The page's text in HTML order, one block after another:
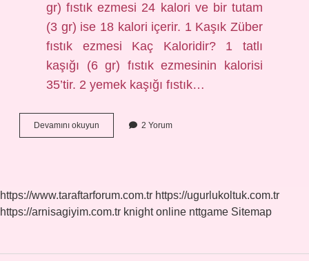
gr) fıstık ezmesi 24 kalori ve bir tutam
(3 gr) ise 18 kalori içerir. 1 Kaşık Züber
fıstık ezmesi Kaç Kaloridir? 1 tatlı
kaşığı (6 gr) fıstık ezmesinin kalorisi
35’tir. 2 yemek kaşığı fıstık…
Devamını okuyun
Kaç
2 Yorum
https://www.taraftarforum.com.tr https://ugurlukoltuk.com.tr
https://arnisagiyim.com.tr knight online nttgame Sitemap